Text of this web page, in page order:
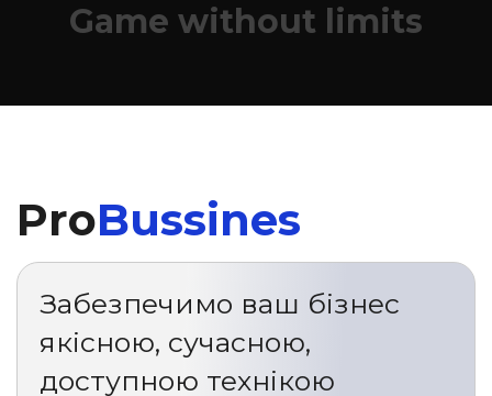
Game without limits
ProBussines
Забезпечимо ваш бізнес
якісною, сучасною,
доступною технікою